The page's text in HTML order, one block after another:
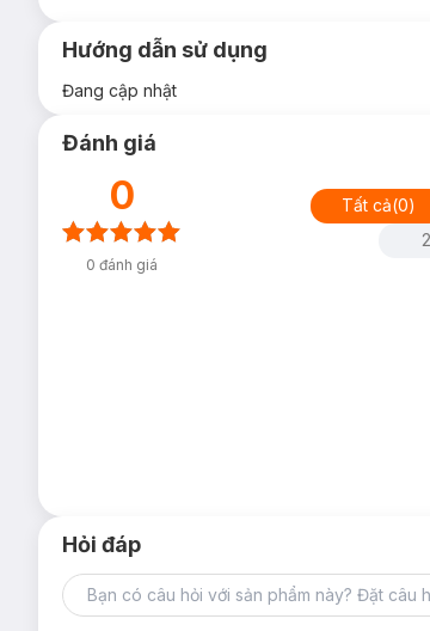
Hướng dẫn sử dụng
Đang cập nhật
Đánh giá
0
0 đánh giá
Tất cả(0)
Hỏi đáp